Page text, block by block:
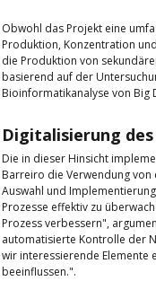
Obwohl das Projekt eine
Produktion, Konzentration
die Produktion von
basierend auf der
Bioinformatikanalyse von Big
Digitalisierung
Die in dieser Hinsicht
Barreiro die Verwendung von
Auswahl und
Prozesse effektiv zu
Prozess verbessern",
automatisierte Kontrolle der
wir interessierende Elemente
beeinflussen.".